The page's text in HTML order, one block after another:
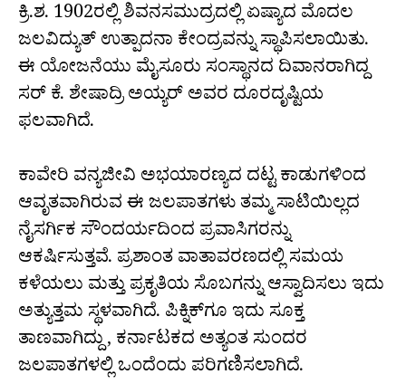
ಕ್ರಿ.ಶ. 1902ರಲ್ಲಿ ಶಿವನಸಮುದ್ರದಲ್ಲಿ ಏಷ್ಯಾದ ಮೊದಲ
ಜಲವಿದ್ಯುತ್ ಉತ್ಪಾದನಾ ಕೇಂದ್ರವನ್ನು ಸ್ಥಾಪಿಸಲಾಯಿತು.
ಈ ಯೋಜನೆಯು ಮೈಸೂರು ಸಂಸ್ಥಾನದ ದಿವಾನರಾಗಿದ್ದ
ಸರ್ ಕೆ. ಶೇಷಾದ್ರಿ ಅಯ್ಯರ್ ಅವರ ದೂರದೃಷ್ಟಿಯ
ಫಲವಾಗಿದೆ.
ಕಾವೇರಿ ವನ್ಯಜೀವಿ ಅಭಯಾರಣ್ಯದ ದಟ್ಟ ಕಾಡುಗಳಿಂದ
ಆವೃತವಾಗಿರುವ ಈ ಜಲಪಾತಗಳು ತಮ್ಮ ಸಾಟಿಯಿಲ್ಲದ
ನೈಸರ್ಗಿಕ ಸೌಂದರ್ಯದಿಂದ ಪ್ರವಾಸಿಗರನ್ನು
ಆಕರ್ಷಿಸುತ್ತವೆ. ಪ್ರಶಾಂತ ವಾತಾವರಣದಲ್ಲಿ ಸಮಯ
ಕಳೆಯಲು ಮತ್ತು ಪ್ರಕೃತಿಯ ಸೊಬಗನ್ನು ಆಸ್ವಾದಿಸಲು ಇದು
ಅತ್ಯುತ್ತಮ ಸ್ಥಳವಾಗಿದೆ. ಪಿಕ್ನಿಕ್‌ಗೂ ಇದು ಸೂಕ್ತ
ತಾಣವಾಗಿದ್ದು, ಕರ್ನಾಟಕದ ಅತ್ಯಂತ ಸುಂದರ
ಜಲಪಾತಗಳಲ್ಲಿ ಒಂದೆಂದು ಪರಿಗಣಿಸಲಾಗಿದೆ.